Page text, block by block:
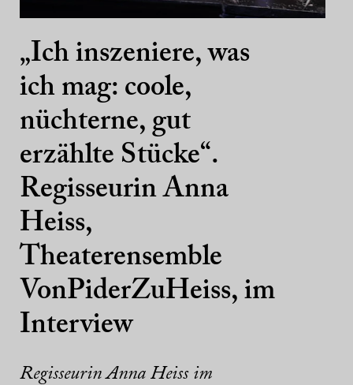
„Ich inszeniere, was
ich mag: coole,
nüchterne, gut
erzählte Stücke“.
Regisseurin Anna
Heiss,
Theaterensemble
VonPiderZuHeiss, im
Interview
Regisseurin Anna Heiss im